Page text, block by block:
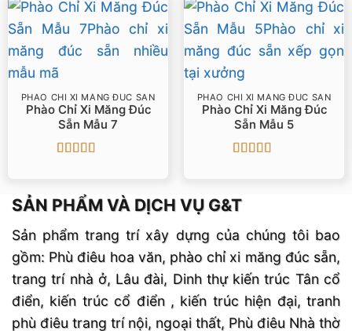
PHÀO CHỈ XI MĂNG ĐÚC SẴN
Phào Chỉ Xi Măng Đúc
Sẵn Mẫu 7
PHÀO CHỈ XI MĂNG ĐÚC SẴN
Phào Chỉ Xi Măng Đúc
Sẵn Mẫu 5
SẢN PHẨM VÀ DỊCH VỤ G&T
Sản phẩm trang trí xây dựng của chúng tôi bao
gồm: Phù điêu hoa văn, phào chỉ xi măng đúc sẵn,
trang trí nhà ở, Lâu đài, Dinh thự kiến trúc Tân cổ
điển, kiến trúc cổ điển , kiến trúc hiện đại, tranh
phù điêu trang trí nội, ngoại thất, Phù điêu Nhà thờ